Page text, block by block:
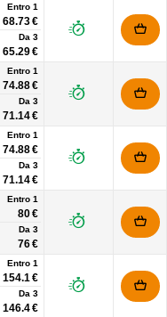
Entro 1
68.73 €
Da 3
65.29 €
Entro 1
74.88 €
Da 3
71.14 €
Entro 1
74.88 €
Da 3
71.14 €
Entro 1
80 €
Da 3
76 €
Entro 1
154.1 €
Da 3
146.4 €